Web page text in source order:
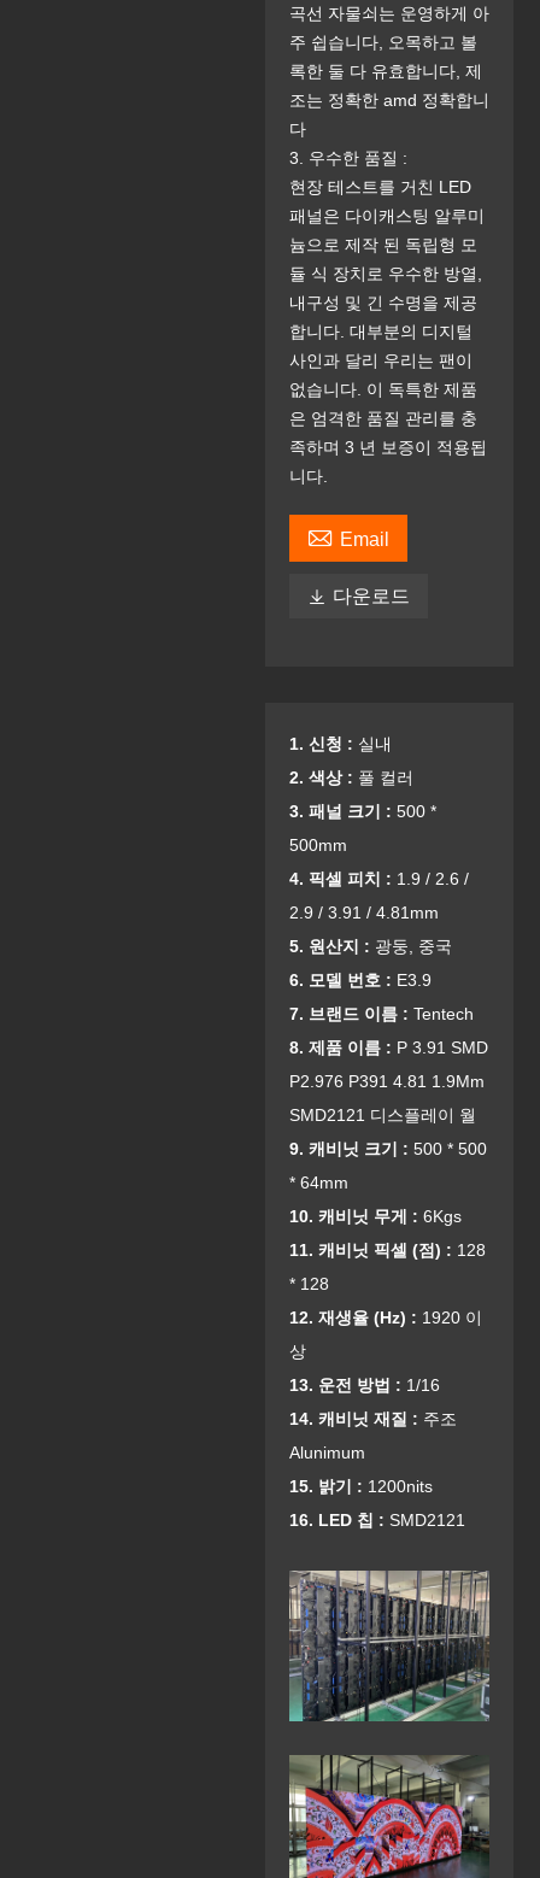
곡선 자물쇠는 운영하게 아
주 쉽습니다, 오목하고 볼
록한 둘 다 유효합니다, 제
조는 정확한 amd 정확합니
다
3. 우수한 품질 :
현장 테스트를 거친 LED
패널은 다이캐스팅 알루미
늄으로 제작 된 독립형 모
듈 식 장치로 우수한 방열,
내구성 및 긴 수명을 제공
합니다. 대부분의 디지털
사인과 달리 우리는 팬이
없습니다. 이 독특한 제품
은 엄격한 품질 관리를 충
족하며 3 년 보증이 적용됩
니다.
 Email
 다운로드
1. 신청 : 실내
2. 색상 : 풀 컬러
3. 패널 크기 : 500 *
500mm
4. 픽셀 피치 : 1.9 / 2.6 /
2.9 / 3.91 / 4.81mm
5. 원산지 : 광둥, 중국
6. 모델 번호 : E3.9
7. 브랜드 이름 : Tentech
8. 제품 이름 : P 3.91 SMD
P2.976 P391 4.81 1.9Mm
SMD2121 디스플레이 월
9. 캐비닛 크기 : 500 * 500
* 64mm
10. 캐비닛 무게 : 6Kgs
11. 캐비닛 픽셀 (점) : 128
* 128
12. 재생율 (Hz) : 1920 이
상
13. 운전 방법 : 1/16
14. 캐비닛 재질 : 주조
Alunimum
15. 밝기 : 1200nits
16. LED 칩 : SMD2121